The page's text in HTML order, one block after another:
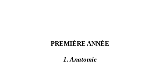
PREMIÈRE ANNÉE
1. Anatomie